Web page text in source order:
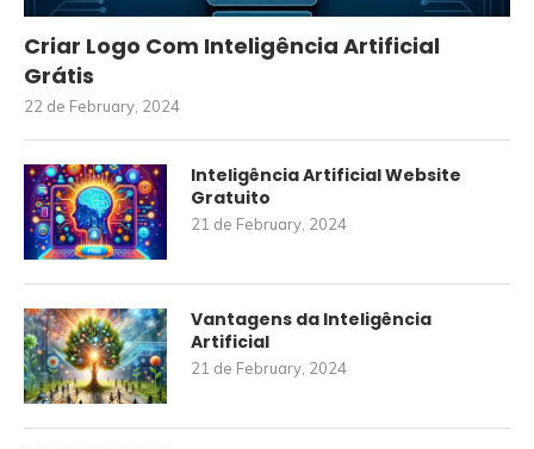
Criar Logo Com Inteligência Artificial
Grátis
22 de February, 2024
Inteligência Artificial Website
Gratuito
21 de February, 2024
Vantagens da Inteligência
Artificial
21 de February, 2024